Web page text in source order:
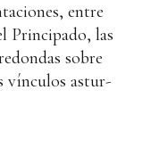
entre
Principado, las
sobre
vínculos astur-